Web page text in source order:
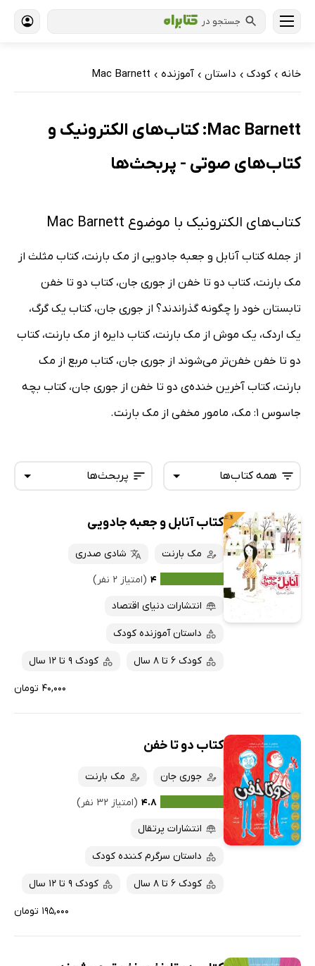
جستجو در
خانه › کودک › داستان › آموزنده ›
Mac Barnett
Mac Barnett: کتاب‌های الکترونیک و
کتاب‌های صوتی - پربحث‌ها
کتاب‌های الکترونیک با موضوع Mac Barnett
از جمله کتاب آنابل و جعبه جادویی از مک بارنت، کتاب مثلث از
مک بارنت، کتاب دو تا خفن از جوری جان، کتاب دو تا خفن
تابستان خود را چگونه گذراندند؟ از جوری جان، کتاب یک گرگ،
یک اردک، یک موش از مک بارنت، کتاب دایره از مک بارنت، کتاب
دو تا خفن خفن‌تر می‌شوند از جوری جان، کتاب مربع از مک
بارنت، کتاب آخرین خنده‌ی دو تا خفن از جوری جان، کتاب بچه
جاسوس 1: مک، مامور مخفی از مک بارنت.
پربحث‌ها
تازه‌ها
داغ‌ترین‌ها
پرفروش‌ها
پربحث‌ها
ارزان ترین‌ها
همه کتاب‌ها
همه کتاب‌ها
کتاب‌های صوتی
کتاب‌های متنی
کتاب آنابل و جعبه جادویی
مک بارنت
شادی صدری
۴ (امتیاز ۲ نفر)
انتشارات دنیای اقتصاد
داستان آموزنده کودک
کودک 6 تا 8 سال کودک 9 تا 12 سال
۴۰,۰۰۰ تومان
کتاب دو تا خفن
جوری جان
مک بارنت
۴.۸ (امتیاز ۳۲ نفر)
انتشارات پرتقال
داستان سرگرم کننده کودک
کودک 6 تا 8 سال کودک 9 تا 12 سال
۱۹۵,۰۰۰ تومان